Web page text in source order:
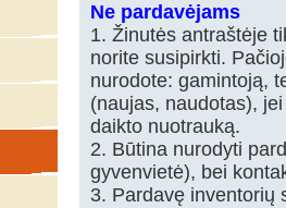
Ne pardavėjams
1. Žinutės antraštėje
norite susipirkti.
nurodote: gamintoją,
(naujas, naudotas),
daikto nuotrauką.
2. Būtina nurodyti
gyvenvietė), bei
3. Pardavę inventorių